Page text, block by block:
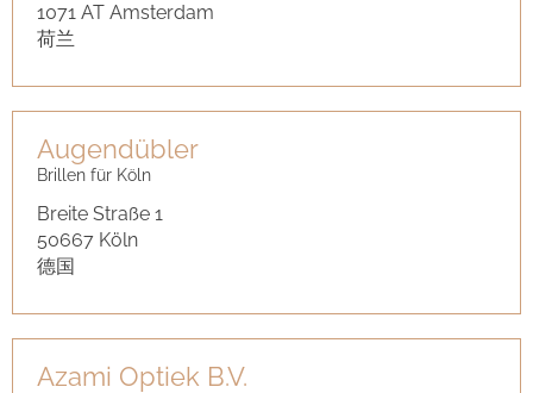
1071 AT Amsterdam
荷兰
Augendübler
Brillen für Köln
Breite Straße 1
50667 Köln
德国
Azami Optiek B.V.